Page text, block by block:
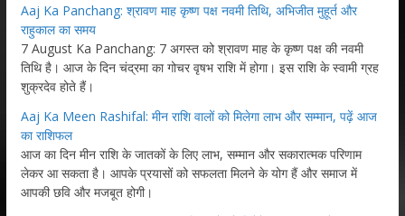
Aaj Ka Panchang: श्रावण माह कृष्ण पक्ष नवमी तिथि, अभिजीत मुहूर्त और
राहुकाल का समय
7 August Ka Panchang: 7 अगस्त को श्रावण माह के कृष्ण पक्ष की नवमी
तिथि है। आज के दिन चंद्रमा का गोचर वृषभ राशि में होगा। इस राशि के स्वामी ग्रह
शुक्रदेव होते हैं।
Aaj Ka Meen Rashifal: मीन राशि वालों को मिलेगा लाभ और सम्मान, पढ़ें आज
का राशिफल
आज का दिन मीन राशि के जातकों के लिए लाभ, सम्मान और सकारात्मक परिणाम
लेकर आ सकता है। आपके प्रयासों को सफलता मिलने के योग हैं और समाज में
आपकी छवि और मजबूत होगी।